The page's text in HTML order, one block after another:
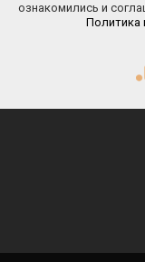
ознакомились и
Политика